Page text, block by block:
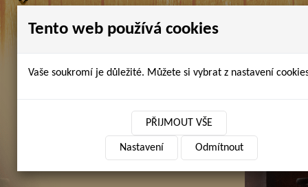
Tento web používá cookies
Vaše soukromí je důležité. Můžete si vybrat z nastavení
PŘIJMOUT VŠE
Nastavení Odmítnout